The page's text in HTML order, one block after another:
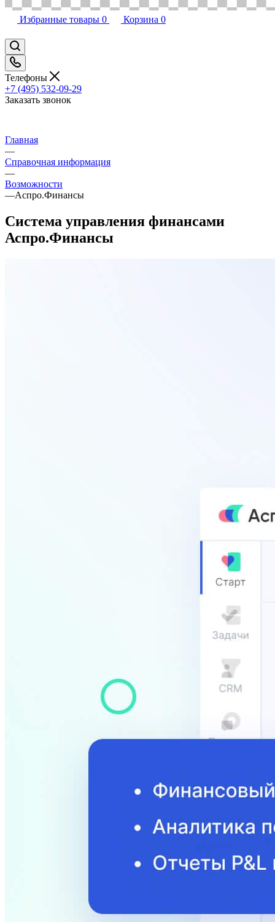
Избранные товары 0 Корзина 0
Телефоны
+7 (495) 532-09-29
Заказать звонок
Главная
—
Справочная информация
—
Возможности
—Аспро.Финансы
Система управления финансами
Аспро.Финансы